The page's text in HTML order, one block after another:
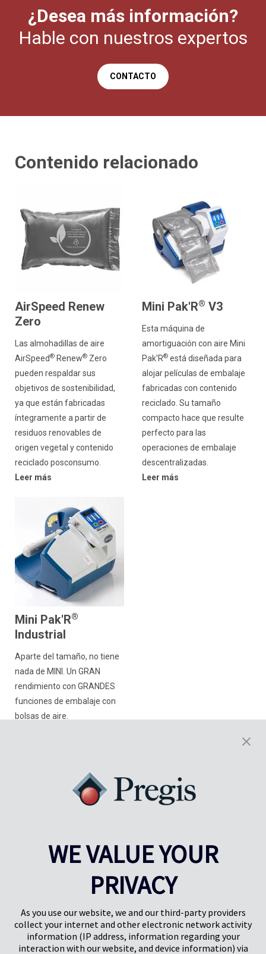
¿Desea más información?
Hable con nuestros expertos
CONTACTO
Contenido relacionado
AirSpeed Renew
Zero
Las almohadillas de aire
AirSpeed® Renew® Zero
pueden respaldar sus
objetivos de sostenibilidad,
ya que están fabricadas
íntegramente a partir de
residuos renovables de
origen vegetal y contenido
reciclado posconsumo.
Leer más
Mini Pak'R® V3
Esta máquina de
amortiguación con aire Mini
Pak'R® está diseñada para
alojar películas de embalaje
fabricadas con contenido
reciclado. Su tamaño
compacto hace que resulte
perfecto para las
operaciones de embalaje
descentralizadas.
Leer más
Mini Pak'R®
Industrial
Aparte del tamaño, no tiene
nada de MINI. Un GRAN
rendimiento con GRANDES
funciones de embalaje con
bolsas de aire.
Herts, UK
SG1 2DG
Centro Pregis IQ
Park Forum 1053
Países Bajos
WE VALUE YOUR
PRIVACY
As you use our website, we and our third-party providers
collect your internet and other electronic network activity
information (IP address, information regarding your
interaction with our website, and device information) via